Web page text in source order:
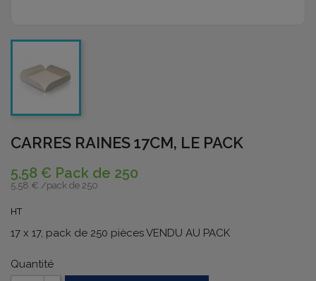
CARRES RAINES 17CM, LE PACK
5,58 € Pack de 250
5,58 € /pack de 250
HT
17 x 17, pack de 250 pièces VENDU AU PACK
Quantité